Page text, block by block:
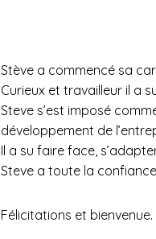
Stève a commencé sa
Curieux et travailleur il a
Steve s’est imposé
développement de
Il a su faire face,
Steve a toute la
Félicitations et bienvenue.